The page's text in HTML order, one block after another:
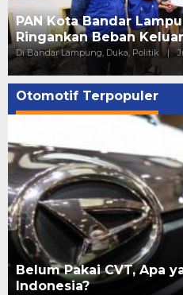
PAN Kota Bandar
Ringankan Beban
Di Bandar Lampung, Duka, Politik |
Otomotif Terpopuler
Belum Pakai CVT, Apa
Indonesia?